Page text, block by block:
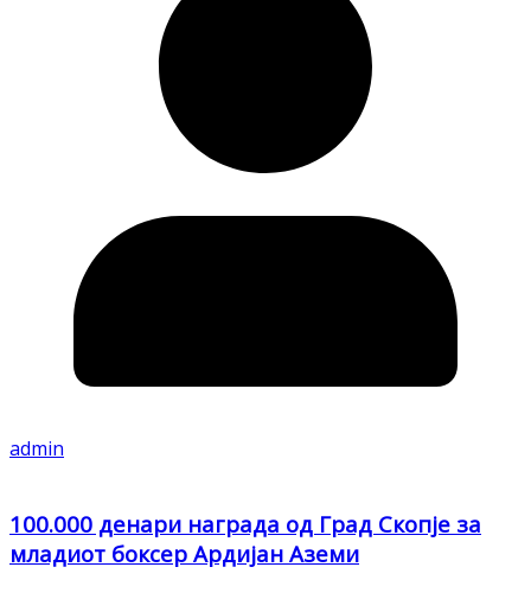
admin
100.000 денари награда од Град Скопје за
младиот боксер Ардијан Аземи